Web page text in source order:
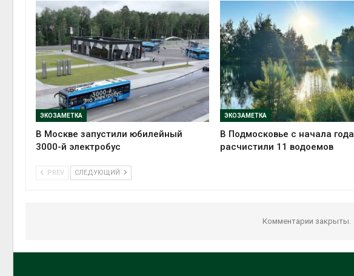
ЭКОЗАМЕТКА
В Москве запустили юбилейный
3000-й электробус
ЭКОЗАМЕТКА
В Подмосковье с начала года
расчистили 11 водоемов
PREV СЛЕДУЮЩИЙ
Комментарии закрыты.